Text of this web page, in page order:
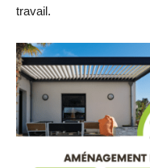
travail.